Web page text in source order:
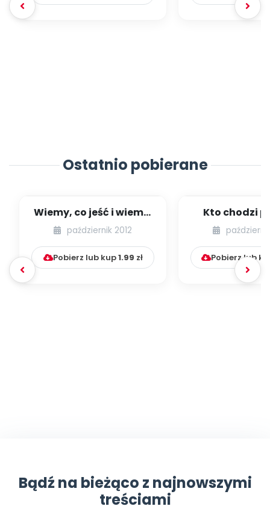
Ostatnio pobierane
Wiemy, co jeść i wiemy,
jak jeść (scenariusz
październik 2012
Pobierz lub kup1.99 zł
Kto chodzi
grzybów
przyniesie
Pobierz lub
Bądź na bieżąco z najnowszymi
treściami